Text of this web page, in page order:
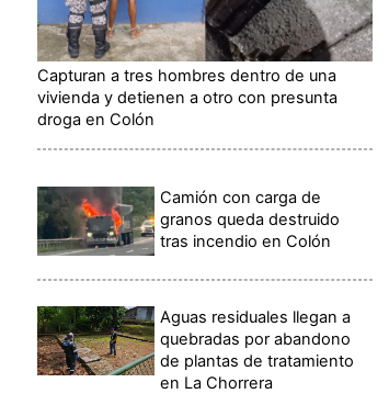
Capturan a tres hombres dentro de una
vivienda y detienen a otro con presunta
droga en Colón
Camión con carga de
granos queda destruido
tras incendio en Colón
Aguas residuales llegan a
quebradas por abandono
de plantas de tratamiento
en La Chorrera